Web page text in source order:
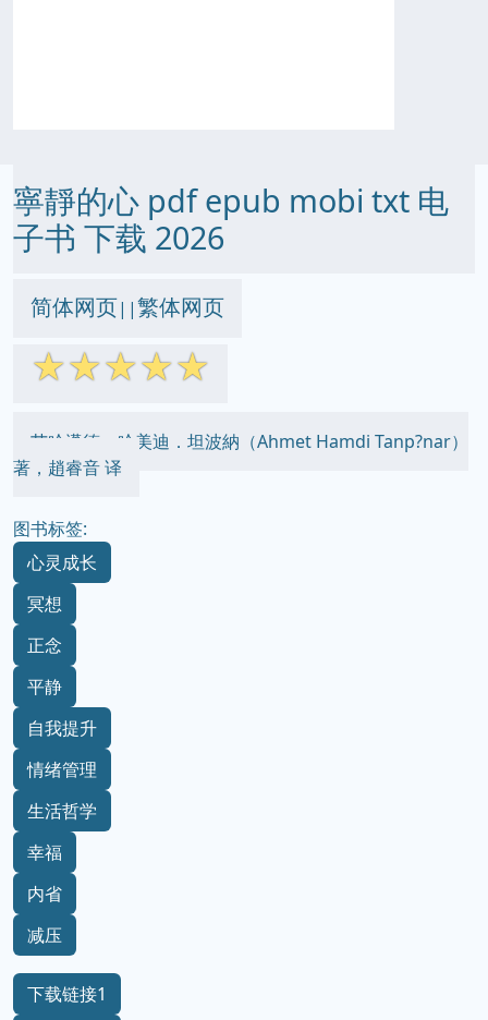
寧靜的心 pdf epub mobi txt 电
子书 下载 2026
简体网页||繁体网页
☆☆☆☆☆
艾哈邁德．哈美迪．坦波納（Ahmet Hamdi Tanp?nar）
著，趙睿音 译
图书标签:
心灵成长
冥想
正念
平静
自我提升
情绪管理
生活哲学
幸福
内省
减压
下载链接1